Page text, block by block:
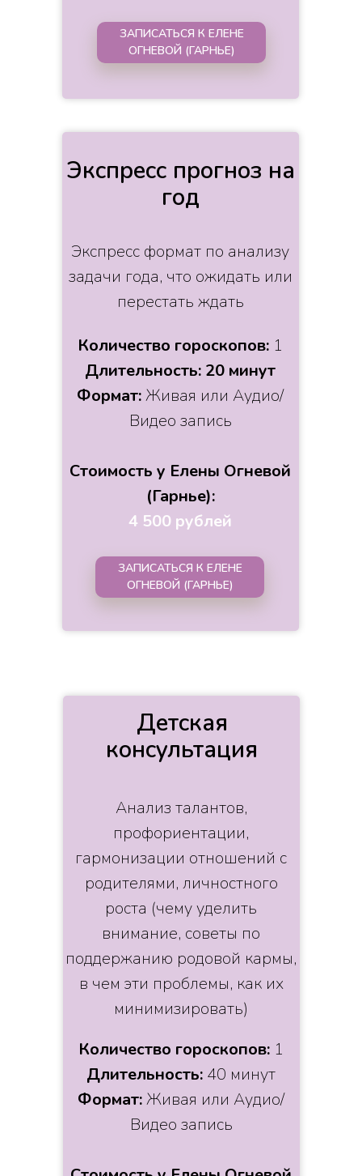
ЗАПИСАТЬСЯ К ЕЛЕНЕ
ОГНЕВОЙ (ГАРНЬЕ)
Экспресс прогноз на
год
Количество гороскопов: 1
Длительность: 20 минут
Формат:Живая или Аудио/
Видео запись
Стоимость у Елены Огневой
(Гарнье):
4 500 рублей
Экспресс формат по анализу
задачи года, что ожидать или
перестать ждать
ЗАПИСАТЬСЯ К ЕЛЕНЕ
ОГНЕВОЙ (ГАРНЬЕ)
Количество гороскопов: 1
Длительность: 40 минут
Формат:Живая или Аудио/
Видео запись
Детская
консультация
Анализ талантов,
профориентации,
гармонизации отношений с
родителями, личностного
роста (чему уделить
внимание, советы по
поддержанию родовой кармы,
в чем эти проблемы, как их
минимизировать)